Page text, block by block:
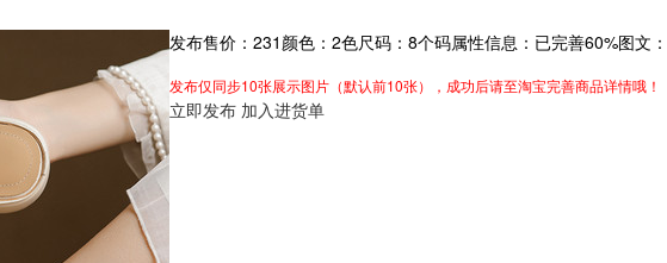
发布售价： 231 颜色： 2色尺码： 8个码属性信息： 已完善60%图文：
发布仅同步10张展示图片（默认前10张），成功后请至淘宝完善商品详情哦！
立即发布 加入进货单